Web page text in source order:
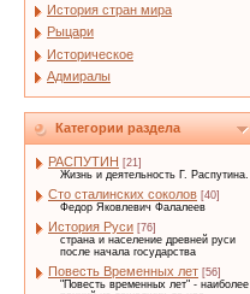
История стран мира
Рыцари
Историческое
Адмиралы
Категории раздела
РАСПУТИН [21]
Жизнь и деятельность Г. Распутина.
Сто сталинских соколов [40]
Федор Яковлевич Фалалеев
История Руси [76]
страна и население древней руси
после начала государства
Повесть Временных лет [56]
"Повесть временных лет" - наиболее